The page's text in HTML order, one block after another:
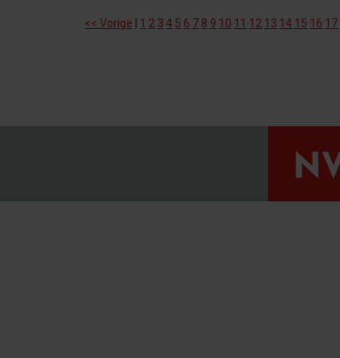
<< Vorige 1 2 3 4 5 6 7 8 9 10 11 12 13 14 15 16 17